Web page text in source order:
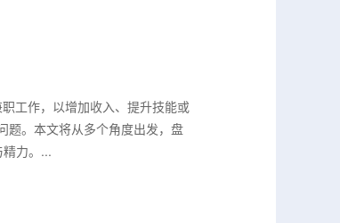
工作，以增加收入、提升技能或
题。本文将从多个角度出发，盘
力。...